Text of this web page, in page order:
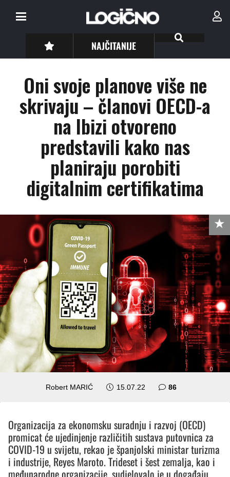
NAJČITANIJE
Oni svoje planove više ne
skrivaju – članovi OECD-a
na Ibizi otvoreno
predstavili kako nas
planiraju porobiti
digitalnim certifikatima
Robert MARIĆ 15.07.22 86komentara
Organizacija za ekonomsku suradnju i razvoj (OECD)
promicat će ujedinjenje različitih sustava putovnica za
COVID-19 u svijetu, rekao je španjolski ministar turizma
i industrije, Reyes Maroto. Trideset i šest zemalja, kao i
međunarodne organizacije, sudjelovalo je u događaju